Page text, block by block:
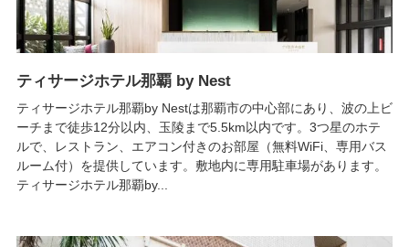
ティサージホテル那覇 by Nest
ティサージホテル那覇by Nestは那覇市の中心部にあり、波の上ビ
ーチまで徒歩12分以内、玉陵まで5.5km以内です。3つ星のホテ
ルで、レストラン、エアコン付きのお部屋（無料WiFi、専用バス
ルーム付）を提供しています。敷地内に専用駐車場があります。
ティサージホテル那覇by...